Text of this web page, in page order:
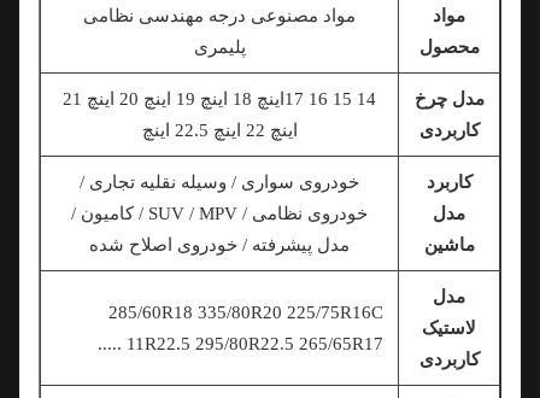
محصول
مواد مصنوعی درجه مهندسی نظامی
پلیمری
مدل چرخ
کاربردی
اینچ 18 اینچ 19 اینچ 20 اینچ 21
کاربرد
ماشین
خودروی سواری / وسیله نقلیه تجاری /
خودروی نظامی / SUV / MPV / کامیون /
مدل پیشرفته / خودروی اصلاح شده
لاستیک
کاربردی
285/60R18 335/80R20 225/75R16C
11R22.5 295/80R22.5 265/65R17 .....